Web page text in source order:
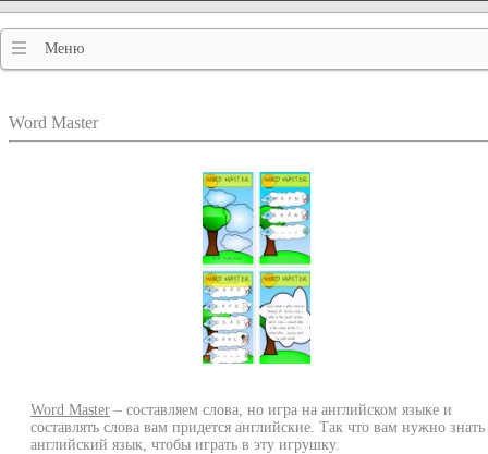
Меню
Word Master
Word Master – составляем слова, но игра на английском языке и
составлять слова вам придется английские. Так что вам нужно знать
английский язык, чтобы играть в эту игрушку.